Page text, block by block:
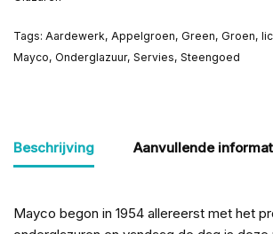
Tags: Aardewerk, Appelgroen, Green, Groen,
Mayco, Onderglazuur, Servies, Steengoed
Beschrijving Aanvullende
Mayco begon in 1954 allereerst met het